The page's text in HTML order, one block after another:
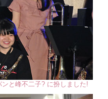
ンと峰不二子? に扮しました!